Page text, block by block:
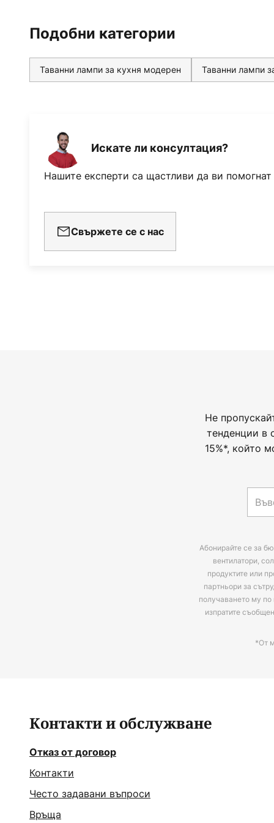
Подобни категории
Таванни лампи за кухня модерен Таванни лампи
Искате ли консултация?
Нашите експерти са щастливи да ви помогнат
Свържете се с нас
Не
тенденции в
15%*, който
Абонирайте се за
вентилатори,
продуктите или
партньори за
получаването му по
изпратите
*От
Контакти и обслужване
Отказ от договор
Контакти
Често задавани въпроси
Връща